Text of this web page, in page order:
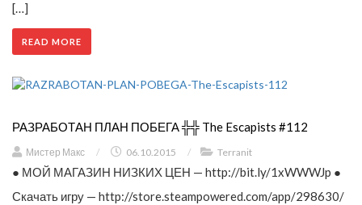
[…]
READ MORE
РАЗРАБОТАН ПЛАН ПОБЕГА ╬╬ The Escapists #112
Мистер Макс / 06.10.2015 / Terranit
● МОЙ МАГАЗИН НИЗКИХ ЦЕН — http://bit.ly/1xWWWJp ●
Скачать игру — http://store.steampowered.com/app/298630/